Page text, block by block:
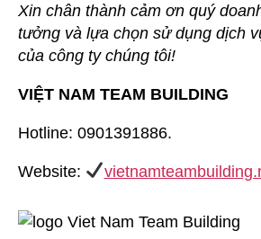
Xin chân thành cảm ơn quý
tưởng và lựa chọn sử dụng dịch
của công ty chúng tôi!
VIỆT NAM TEAM BUILDING
Hotline: 0901391886.
Website: